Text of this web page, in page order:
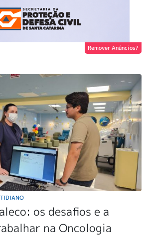
Remover Anúncios?
os desafios e a
na Oncologia